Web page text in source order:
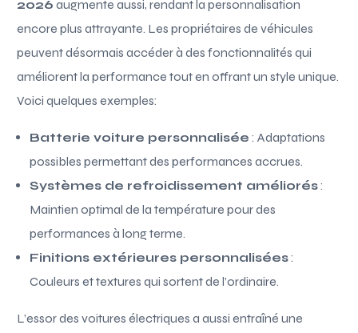
2026 augmente aussi, rendant la personnalisation
encore plus attrayante. Les propriétaires de véhicules
peuvent désormais accéder à des fonctionnalités qui
améliorent la performance tout en offrant un style unique.
Voici quelques exemples:
Batterie voiture personnalisée : Adaptations
possibles permettant des performances accrues.
Systèmes de refroidissement améliorés:
Maintien optimal de la température pour des
performances à long terme.
Finitions extérieures personnalisées:
Couleurs et textures qui sortent de l’ordinaire.
L’essor des voitures électriques a aussi entraîné une